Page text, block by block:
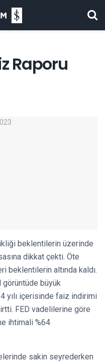
Raporu
beklentilerin üzerinde
dikkat çekti. Öte
beklentilerin altında kaldı.
görüntüde büyük
yılı içerisinde faiz indirimi
FED vadelilerine göre
ihtimali %64
sakin seyrederken